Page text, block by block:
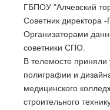
ГБПОУ "Алчевский
Советник директора
Организаторами
советники СПО.
В телемосте приняли
полиграфии и
медицинского
строительного